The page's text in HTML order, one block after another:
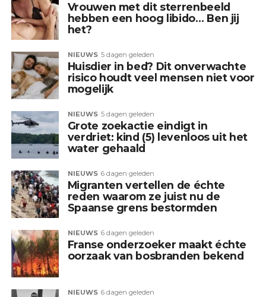
Vrouwen met dit sterrenbeeld
hebben een hoog libido… Ben jij
het?
NIEUWS 5 dagen geleden
Huisdier in bed? Dit onverwachte
risico houdt veel mensen niet voor
mogelijk
NIEUWS 5 dagen geleden
Grote zoekactie eindigt in
verdriet: kind (5) levenloos uit het
water gehaald
NIEUWS 6 dagen geleden
Migranten vertellen de échte
reden waarom ze juist nu de
Spaanse grens bestormden
NIEUWS 6 dagen geleden
Franse onderzoeker maakt échte
oorzaak van bosbranden bekend
NIEUWS 6 dagen geleden